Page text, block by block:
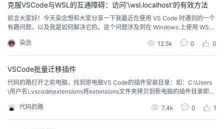
博
客
的
论
坛
我
的
圈
子
我
的
直
播
我
的
活
我
的
我
克服VSCode与WSL的互通障碍：访问‘\wsl.localhost’的有效方法
前言大家好！今天染念想和大家分享一下我最近在使用 VS Code 时遇到的一个
有趣问题，以及我是如何解决它的。这个问题涉及到在 Windows 上使用 WSL
回顾一下问题本身。在尝试用 VS Code 编辑位于 WSL 上的 main.cpp 文件
时，我遇到了一个错误。错误信息提示：由于意外错误，...
染念 12.5k 0 0
VSCode批量迁移插件
代码的路打开之前电脑，找到原电脑VS Code的插件安装目录：如：C:\Users
\用户名\.vscode\extensions将extensions文件夹拷贝到新电脑的插件目录即
代码的路
7.4k 0 1